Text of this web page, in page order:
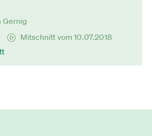
Gernig
Mitschnitt vom 10.07.2018